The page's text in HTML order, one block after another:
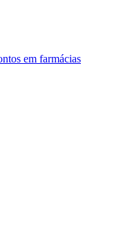
em farmácias